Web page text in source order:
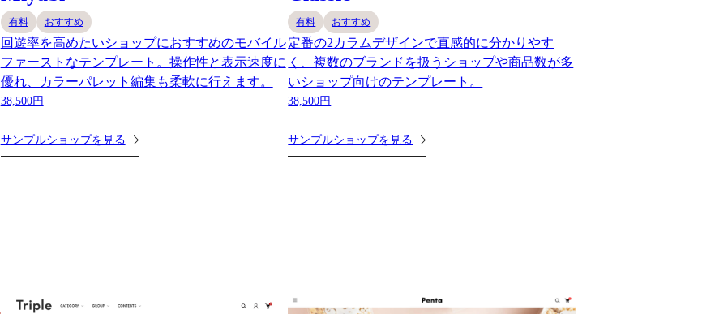
有料 おすすめ
回遊率を高めたいショップにおすすめのモバイル
ファーストなテンプレート。操作性と表示速度に
優れ、カラーパレット編集も柔軟に行えます。
38,500円
サンプルショップを見る
有料 おすすめ
定番の2カラムデザインで直感的に分かりやす
く、複数のブランドを扱うショップや商品数が多
いショップ向けのテンプレート。
38,500円
サンプルショップを見る